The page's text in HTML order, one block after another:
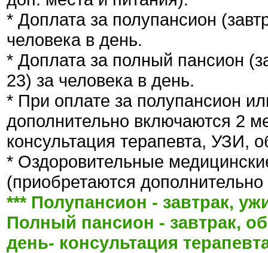
* Доплата за полупансион
человека в день.
* Доплата за полный пансион
23) за человека в день.
* При оплате за полупансион
дополнительно включаются 2
консультация терапевта, УЗИ,
* Оздоровительные
(приобретаются
*** Полупансион - завтрак,
Полный пансион - завтрак,
день- консультация